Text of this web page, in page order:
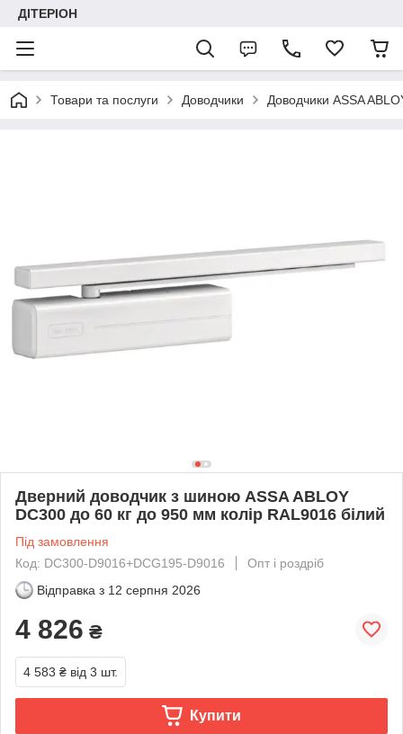
ДІТЕРІОН
Товари та послуги Доводчики Доводчики ASSA
Дверний доводчик з шиною ASSA ABLOY
DC300 до 60 кг до 950 мм колір RAL9016 білий
Під замовлення
Код: DC300-D9016+DCG195-D9016
Опт і роздріб
Відправка з 12 серпня 2026
4 826 ₴
4 583 ₴ від 3 шт.
Купити